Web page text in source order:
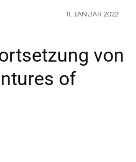
11. JANUAR 2022
von
of